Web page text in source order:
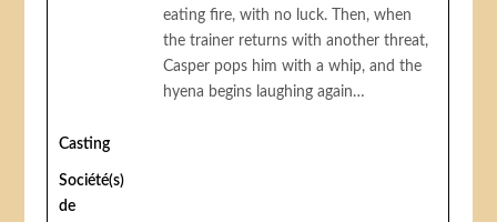
eating fire, with no luck. Then, when
the trainer returns with another threat,
Casper pops him with a whip, and the
hyena begins laughing again…
Casting
Société(s)
de